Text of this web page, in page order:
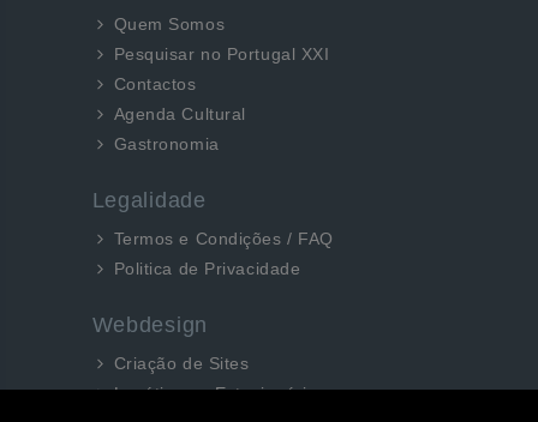
Quem Somos
Pesquisar no Portugal XXI
Contactos
Agenda Cultural
Gastronomia
Legalidade
Termos e Condições / FAQ
Politica de Privacidade
Webdesign
Criação de Sites
Logótipos e Estacionários